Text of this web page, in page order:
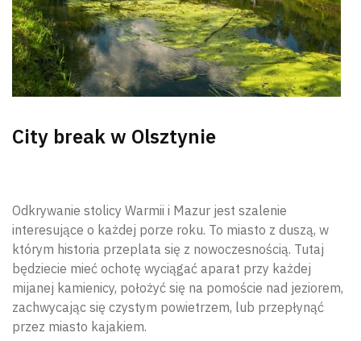
City break w Olsztynie
Odkrywanie stolicy Warmii i Mazur jest szalenie
interesujące o każdej porze roku. To miasto z duszą, w
którym historia przeplata się z nowoczesnością. Tutaj
będziecie mieć ochotę wyciągać aparat przy każdej
mijanej kamienicy, położyć się na pomoście nad jeziorem,
zachwycając się czystym powietrzem, lub przepłynąć
przez miasto kajakiem.